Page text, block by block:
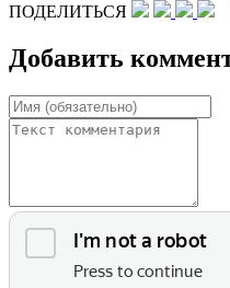
ПОДЕЛИТЬСЯ
Добавить